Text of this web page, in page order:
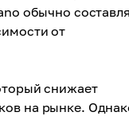
обычно
от
снижает
на рынке.